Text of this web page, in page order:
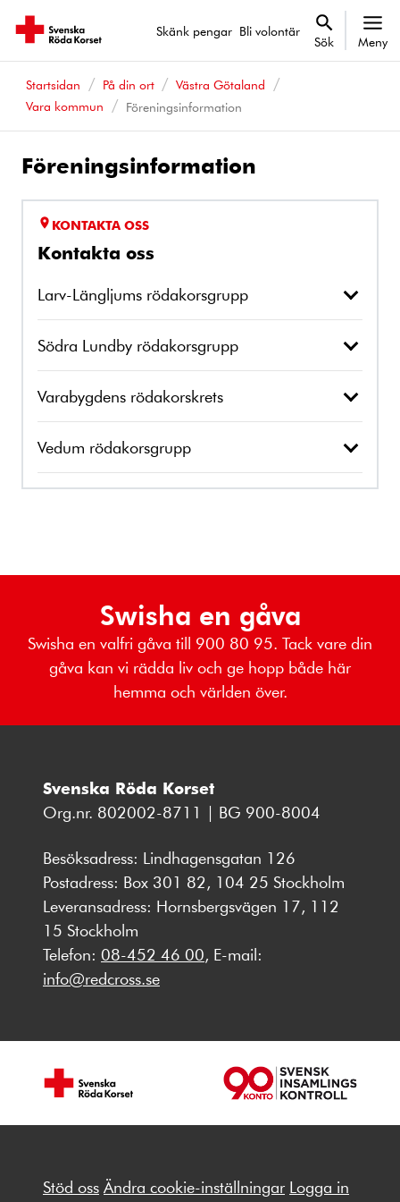
Skänk pengar Bli volontär
Sök Meny
Startsidan På din ort
Västra Götaland
Vara kommun
Föreningsinformation
Föreningsinformation
KONTAKTA OSS
Kontakta oss
Larv-Längljums rödakorsgrupp
Södra Lundby rödakorsgrupp
Varabygdens rödakorskrets
Vedum rödakorsgrupp
Swisha en gåva
Swisha en valfri gåva till 900 80 95. Tack vare din
gåva kan vi rädda liv och ge hopp både här
hemma och världen över.
Svenska Röda Korset
Org.nr. 802002-8711 | BG 900-8004
Besöksadress: Lindhagensgatan 126
Postadress: Box 301 82, 104 25 Stockholm
Leveransadress: Hornsbergsvägen 17, 112
15 Stockholm
Telefon: 08-452 46 00, E-mail:
info@redcross.se
Stöd oss Ändra cookie-inställningar Logga in